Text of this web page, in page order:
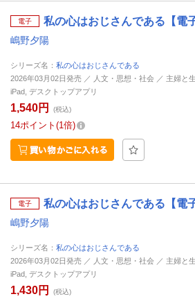
電子 私の心はおじさんである【電
嶋野夕陽
シリーズ名： 私の心はおじさんである
2026年03月02日発売 ／ 人文・思想・社会 ／ 主婦と
iPad, デスクトップアプリ
1,540円 (税込)
14ポイント 1倍
電子 私の心はおじさんである【電
嶋野夕陽
シリーズ名： 私の心はおじさんである
2026年03月02日発売 ／ 人文・思想・社会 ／ 主婦と
iPad, デスクトップアプリ
1,430円 (税込)